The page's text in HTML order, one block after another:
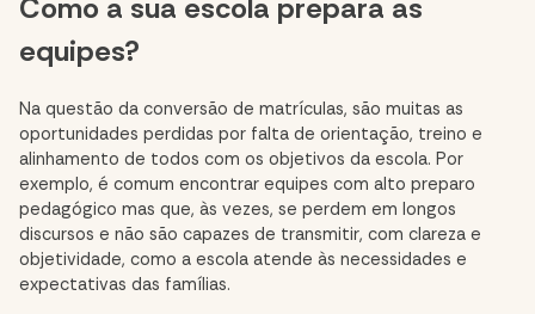
Como a sua escola prepara as
equipes?
Na questão da conversão de matrículas, são muitas as
oportunidades perdidas por falta de orientação, treino e
alinhamento de todos com os objetivos da escola. Por
exemplo, é comum encontrar equipes com alto preparo
pedagógico mas que, às vezes, se perdem em longos
discursos e não são capazes de transmitir, com clareza e
objetividade, como a escola atende às necessidades e
expectativas das famílias.